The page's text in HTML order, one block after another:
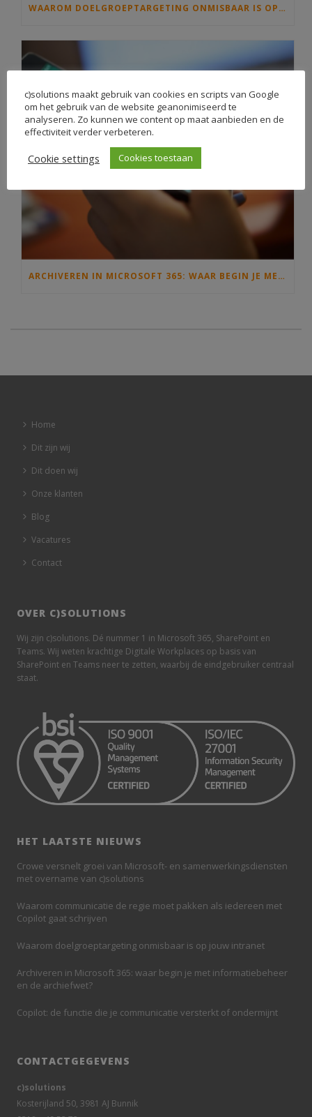
WAAROM DOELGROEPTARGETING ONMISBAAR IS OP JOUW INTRANET
ARCHIVEREN IN MICROSOFT 365: WAAR BEGIN JE MET INFORMATIEBEHEER EN DE ARCHIEFWET?
Home
Dit zijn wij
Dit doen wij
Onze klanten
Blog
Vacatures
Contact
OVER C)SOLUTIONS
Wij zijn c)solutions. Dé nummer 1 in Microsoft 365, SharePoint en
Teams. Wij weten krachtige Digitale Workplaces op basis van
SharePoint en Teams neer te zetten, waarbij de eindgebruiker centraal
staat.
HET LAATSTE NIEUWS
Crowe versnelt groei van Microsoft- en samenwerkingsdiensten
met overname van c)solutions
Waarom communicatie de regie moet pakken als iedereen met
Copilot gaat schrijven
Waarom doelgroeptargeting onmisbaar is op jouw intranet
Archiveren in Microsoft 365: waar begin je met informatiebeheer
en de archiefwet?
Copilot: de functie die je communicatie versterkt of ondermijnt
CONTACTGEGEVENS
c)solutions
Kosterijland 50, 3981 AJ Bunnik
c)solutions maakt gebruik van cookies en scripts van Google
om het gebruik van de website geanonimiseerd te
analyseren. Zo kunnen we content op maat aanbieden en de
effectiviteit verder verbeteren.
Cookie settings Cookies toestaan